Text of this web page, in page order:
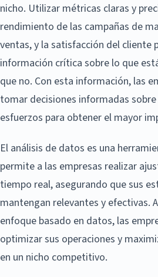
nicho. Utilizar métricas claras y
rendimiento de las campañas de
ventas, y la satisfacción del cliente
información crítica sobre lo que
que no. Con esta información, las
tomar decisiones informadas
esfuerzos para obtener el mayor
El análisis de datos es una
permite a las empresas realizar
tiempo real, asegurando que sus
mantengan relevantes y efectivas.
enfoque basado en datos, las
optimizar sus operaciones y
en un nicho competitivo.